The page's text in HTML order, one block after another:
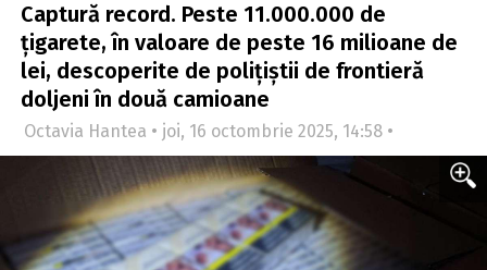
Captură record. Peste 11.000.000 de
țigarete, în valoare de peste 16 milioane de
lei, descoperite de polițiștii de frontieră
doljeni în două camioane
Octavia Hantea • joi, 16 octombrie 2025, 14:58 •